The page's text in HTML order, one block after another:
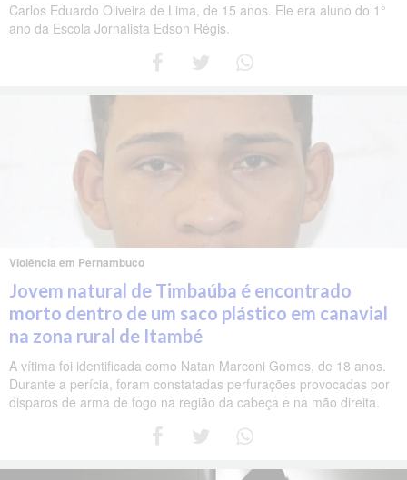
Carlos Eduardo Oliveira de Lima, de 15 anos. Ele era aluno do 1°
ano da Escola Jornalista Edson Régis.
Violência em Pernambuco
Jovem natural de Timbaúba é encontrado
morto dentro de um saco plástico em canavial
na zona rural de Itambé
A vítima foi identificada como Natan Marconi Gomes, de 18 anos.
Durante a perícia, foram constatadas perfurações provocadas por
disparos de arma de fogo na região da cabeça e na mão direita.